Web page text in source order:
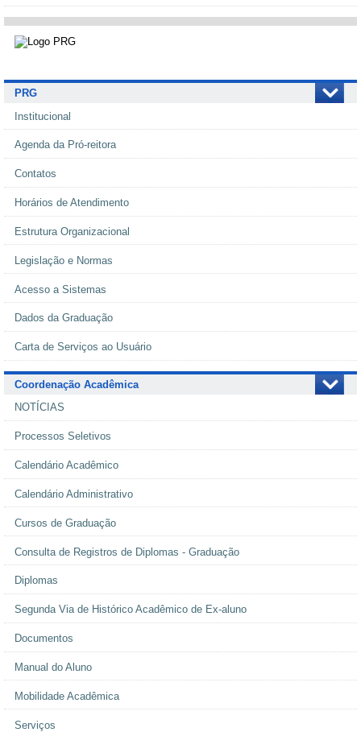
PRG
Institucional
Agenda da Pró-reitora
Contatos
Horários de Atendimento
Estrutura Organizacional
Legislação e Normas
Acesso a Sistemas
Dados da Graduação
Carta de Serviços ao Usuário
Coordenação Acadêmica
NOTÍCIAS
Processos Seletivos
Calendário Acadêmico
Calendário Administrativo
Cursos de Graduação
Consulta de Registros de Diplomas - Graduação
Diplomas
Segunda Via de Histórico Acadêmico de Ex-aluno
Documentos
Manual do Aluno
Mobilidade Acadêmica
Serviços